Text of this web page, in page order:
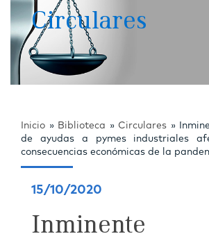
Circulares
Inicio » Biblioteca » Circulares »
de ayudas a pymes industriales
consecuencias económicas de la
15/10/2020
Inminente